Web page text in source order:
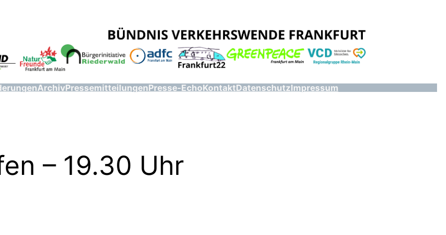
ArchivPressemitteilungenPresse-EchoKontaktDatenschutzImpressum
– 19.30 Uhr